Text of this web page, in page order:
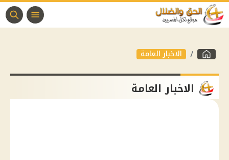
الاخبار العامة
الاخبار العامة